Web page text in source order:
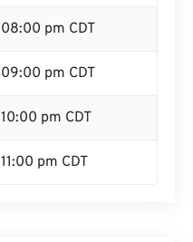
08:00 pm CDT
09:00 pm CDT
10:00 pm CDT
11:00 pm CDT